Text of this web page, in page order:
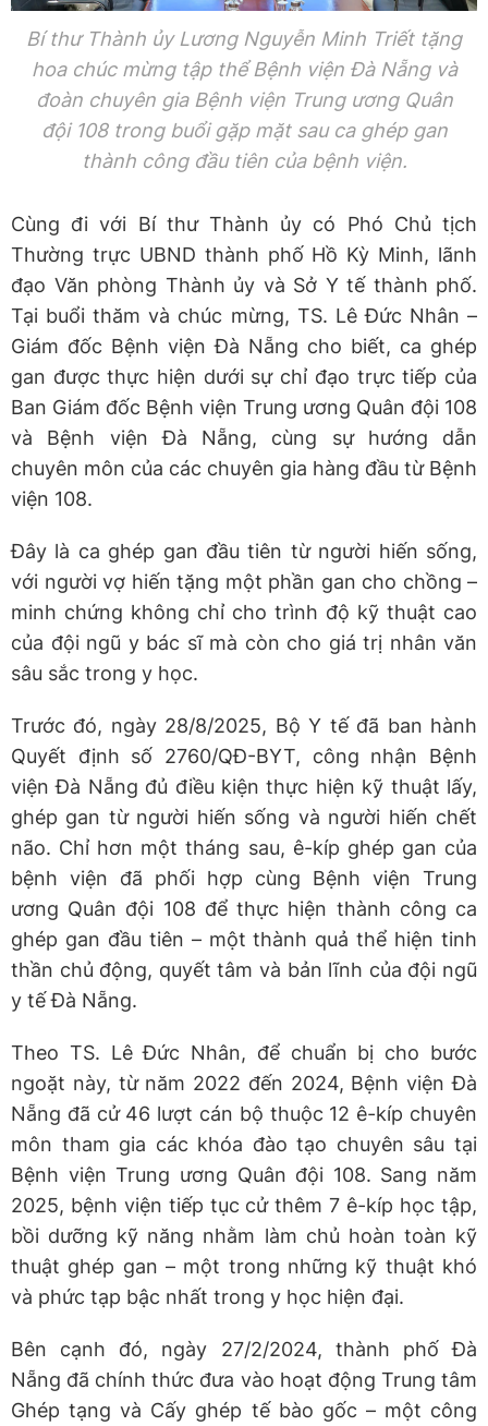
Bí thư Thành ủy Lương Nguyễn Minh Triết tặng
hoa chúc mừng tập thể Bệnh viện Đà Nẵng và
đoàn chuyên gia Bệnh viện Trung ương Quân
đội 108 trong buổi gặp mặt sau ca ghép gan
thành công đầu tiên của bệnh viện.
Cùng đi với Bí thư Thành ủy có Phó Chủ tịch
Thường trực UBND thành phố Hồ Kỳ Minh, lãnh
đạo Văn phòng Thành ủy và Sở Y tế thành phố.
Tại buổi thăm và chúc mừng, TS. Lê Đức Nhân –
Giám đốc Bệnh viện Đà Nẵng cho biết, ca ghép
gan được thực hiện dưới sự chỉ đạo trực tiếp của
Ban Giám đốc Bệnh viện Trung ương Quân đội 108
và Bệnh viện Đà Nẵng, cùng sự hướng dẫn
chuyên môn của các chuyên gia hàng đầu từ Bệnh
viện 108.
Đây là ca ghép gan đầu tiên từ người hiến sống,
với người vợ hiến tặng một phần gan cho chồng –
minh chứng không chỉ cho trình độ kỹ thuật cao
của đội ngũ y bác sĩ mà còn cho giá trị nhân văn
sâu sắc trong y học.
Trước đó, ngày 28/8/2025, Bộ Y tế đã ban hành
Quyết định số 2760/QĐ-BYT, công nhận Bệnh
viện Đà Nẵng đủ điều kiện thực hiện kỹ thuật lấy,
ghép gan từ người hiến sống và người hiến chết
não. Chỉ hơn một tháng sau, ê-kíp ghép gan của
bệnh viện đã phối hợp cùng Bệnh viện Trung
ương Quân đội 108 để thực hiện thành công ca
ghép gan đầu tiên – một thành quả thể hiện tinh
thần chủ động, quyết tâm và bản lĩnh của đội ngũ
y tế Đà Nẵng.
Theo TS. Lê Đức Nhân, để chuẩn bị cho bước
ngoặt này, từ năm 2022 đến 2024, Bệnh viện Đà
Nẵng đã cử 46 lượt cán bộ thuộc 12 ê-kíp chuyên
môn tham gia các khóa đào tạo chuyên sâu tại
Bệnh viện Trung ương Quân đội 108. Sang năm
2025, bệnh viện tiếp tục cử thêm 7 ê-kíp học tập,
bồi dưỡng kỹ năng nhằm làm chủ hoàn toàn kỹ
thuật ghép gan – một trong những kỹ thuật khó
và phức tạp bậc nhất trong y học hiện đại.
Bên cạnh đó, ngày 27/2/2024, thành phố Đà
Nẵng đã chính thức đưa vào hoạt động Trung tâm
Ghép tạng và Cấy ghép tế bào gốc – một công